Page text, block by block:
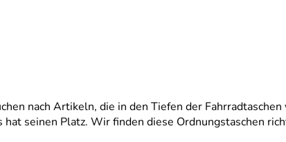
nach Artikeln, die in den Tiefen der
seinen Platz. Wir finden diese Ordnungstaschen